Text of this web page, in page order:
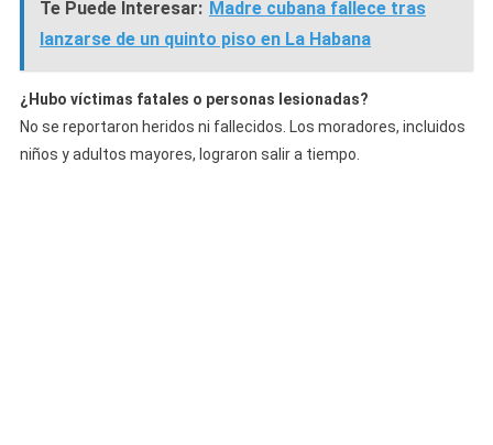
Te Puede Interesar: Madre cubana fallece tras
lanzarse de un quinto piso en La Habana
¿Hubo víctimas fatales o personas lesionadas?
No se reportaron heridos ni fallecidos. Los moradores, incluidos
niños y adultos mayores, lograron salir a tiempo.